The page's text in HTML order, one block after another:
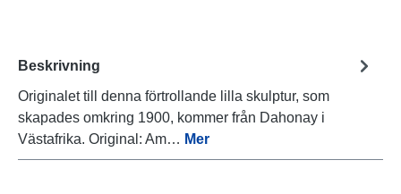
Beskrivning
Originalet till denna förtrollande lilla skulptur, som
skapades omkring 1900, kommer från Dahonay i
Västafrika. Original: Am… Mer